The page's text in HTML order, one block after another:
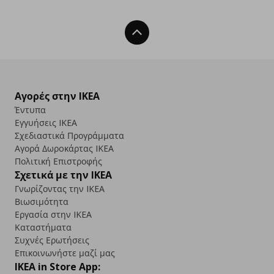
Back To Top
Αγορές στην IKEA
Έντυπα
Εγγυήσεις IKEA
Σχεδιαστικά Προγράμματα
Αγορά Δωρoκάρτας IKEA
Πολιτική Επιστροφής
Σχετικά με την IKEA
Γνωρίζοντας την IKEA
Βιωσιμότητα
Εργασία στην IKEA
Καταστήματα
Συχνές Ερωτήσεις
Επικοινωνήστε μαζί μας
IKEA in Store App: